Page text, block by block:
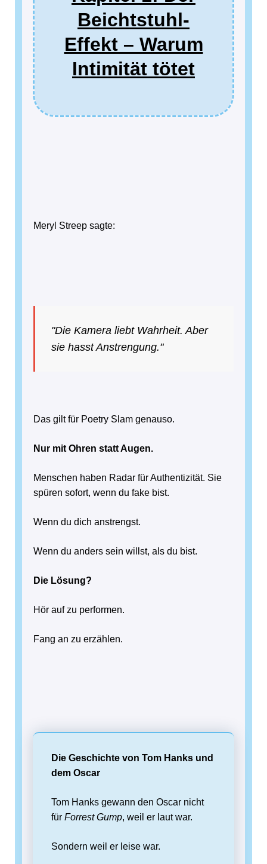
Beichtstuhl-
Effekt – Warum
Intimität tötet
Meryl Streep sagte:
"Die Kamera liebt Wahrheit. Aber
sie hasst Anstrengung."
Das gilt für Poetry Slam genauso.
Nur mit Ohren statt Augen.
Menschen haben Radar für Authentizität. Sie
spüren sofort, wenn du fake bist.
Wenn du dich anstrengst.
Wenn du anders sein willst, als du bist.
Die Lösung?
Hör auf zu performen.
Fang an zu erzählen.
Die Geschichte von Tom Hanks und
dem Oscar
Tom Hanks gewann den Oscar nicht
für Forrest Gump, weil er laut war.
Sondern weil er leise war.